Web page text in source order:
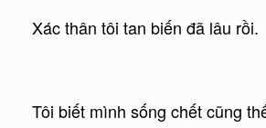
Xác thân tôi tan biến đã lâu rồi.
Tôi biết mình sống chết cũng